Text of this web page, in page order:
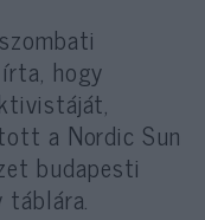
hogy
a Nordic Sun
budapesti
táblára.